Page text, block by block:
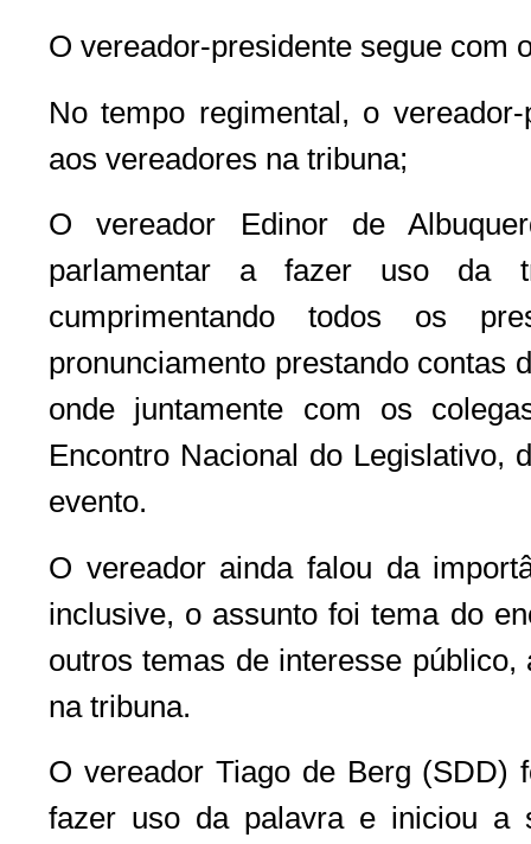
O vereador-presidente segue com
No tempo regimental, o
aos vereadores na tribuna;
O vereador Edinor de
parlamentar a fazer uso da
cumprimentando todos os
pronunciamento prestando contas
onde juntamente com os
Encontro Nacional do Legislativo,
evento.
O vereador ainda falou da
inclusive, o assunto foi tema do
outros temas de interesse
na tribuna.
O vereador Tiago de Berg (SDD)
fazer uso da palavra e iniciou a